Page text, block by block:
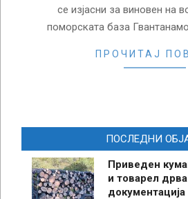
се изјасни за виновен на
поморската база
ПРОЧИТАЈ
ПОСЛЕДНИ
Приведен
и товарел
документација